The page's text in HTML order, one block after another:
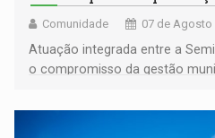
Comunidade 07 de Agosto
Atuação integrada entre a
o compromisso da gestão